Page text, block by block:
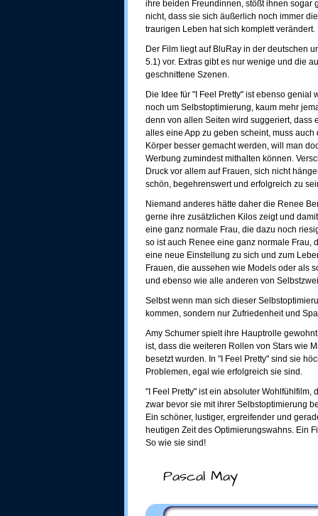
ihre beiden Freundinnen, stößt ihnen sogar
nicht, dass sie sich äußerlich noch immer
traurigen Leben hat sich komplett
Der Film liegt auf BluRay in der deutschen
5.1) vor. Extras gibt es nur wenige und die
geschnittene Szenen.
Die Idee für "I Feel Pretty" ist ebenso
noch um Selbstoptimierung, kaum mehr
denn von allen Seiten wird suggeriert, dass
alles eine App zu geben scheint, muss
Körper besser gemacht werden, will man
Werbung zumindest mithalten können.
Druck vor allem auf Frauen, sich nicht
schön, begehrenswert und erfolgreich zu
Niemand anderes hätte daher die Renee
gerne ihre zusätzlichen Kilos zeigt und
eine ganz normale Frau, die dazu noch
so ist auch Renee eine ganz normale Frau,
eine neue Einstellung zu sich und zum
Frauen, die aussehen wie Models oder als
und ebenso wie alle anderen von
Selbst wenn man sich dieser
kommen, sondern nur Zufriedenheit und
Amy Schumer spielt ihre Hauptrolle
ist, dass die weiteren Rollen von Stars wie
besetzt wurden. In "I Feel Pretty" sind sie
Problemen, egal wie erfolgreich sie sind.
"I Feel Pretty" ist ein absoluter
zwar bevor sie mit ihrer Selbstoptimierung
Ein schöner, lustiger, ergreifender und
heutigen Zeit des Optimierungswahns. Ein
So wie sie sind!
Pascal May